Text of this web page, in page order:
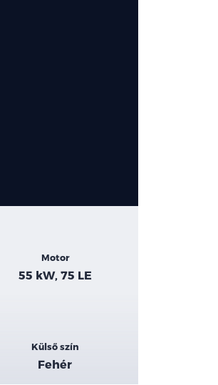
Motor
55 kW, 75 LE
Külső szín
Fehér